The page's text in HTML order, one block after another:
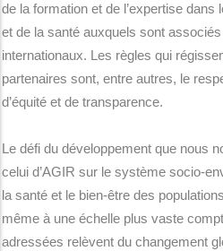
de la formation et de l’expertise dans
et de la santé auxquels sont
internationaux. Les règles qui
partenaires sont, entre autres, le
d’équité et de transparence.
Le défi du développement que nous
celui d’AGIR sur le système socio-
la santé et le bien-être des
même à une échelle plus vaste
adressées relèvent du changement